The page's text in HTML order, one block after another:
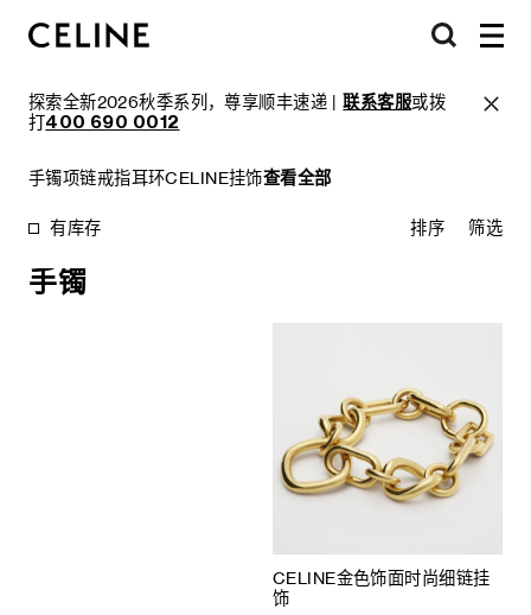
探索全新2026秋季系列，尊享顺丰速递 |联系客服或拨
打400 690 0012
手镯项链戒指耳环CELINE挂饰查看全部
有库存 排序 筛选
手镯
CELINE金色饰面时尚细链挂
饰